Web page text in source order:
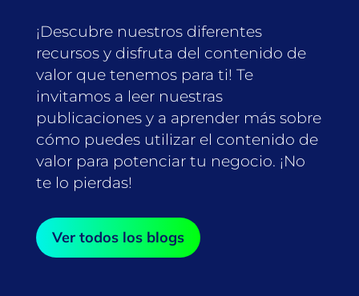
¡Descubre nuestros diferentes
recursos y disfruta del contenido de
valor que tenemos para ti! Te
invitamos a leer nuestras
publicaciones y a aprender más sobre
cómo puedes utilizar el contenido de
valor para potenciar tu negocio. ¡No
te lo pierdas!
Ver todos los blogs